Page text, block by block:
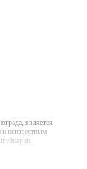
является
неизвестным